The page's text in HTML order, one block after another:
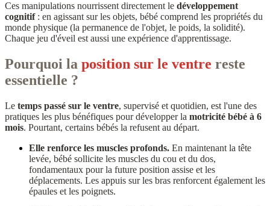
Ces manipulations nourrissent directement le développement
cognitif: en agissant sur les objets, bébé comprend les propriétés du
monde physique (la permanence de l'objet, le poids, la solidité).
Chaque jeu d'éveil est aussi une expérience d'apprentissage.
Pourquoi la position sur le ventre reste
essentielle ?
Le temps passé sur le ventre, supervisé et quotidien, est l'une des
pratiques les plus bénéfiques pour développer la motricité bébé à 6
mois. Pourtant, certains bébés la refusent au départ.
Elle renforce les muscles profonds. En maintenant la tête
levée, bébé sollicite les muscles du cou et du dos,
fondamentaux pour la future position assise et les
déplacements. Les appuis sur les bras renforcent également les
épaules et les poignets.